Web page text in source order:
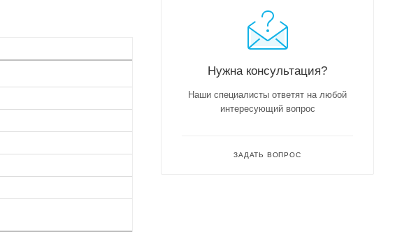
Нужна консультация?
Наши специалисты ответят на любой
интересующий вопрос
ЗАДАТЬ ВОПРОС